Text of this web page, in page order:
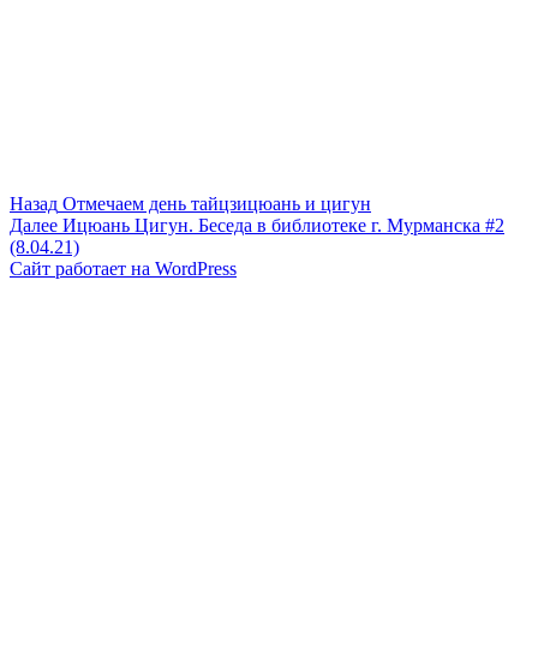
Навигация
по
записям
Назад Предыдущая
запись:
Отмечаем день тайцзицюань и цигун
Далее Следующая
запись:
Ицюань Цигун. Беседа в библиотеке г. Мурманска #2
(8.04.21)
Сайт работает на WordPress